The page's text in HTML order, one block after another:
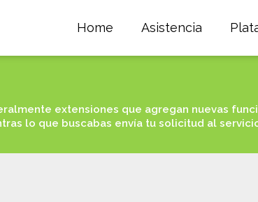
Home Asistencia
extensiones que agregan nuevas
lo que buscabas envía tu solicitud al